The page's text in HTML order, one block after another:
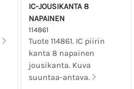
IC-JOUSIKANTA 8
NAPAINEN
114861
Tuote 114861. IC piirin
kanta 8 napainen
jousikanta. Kuva
suuntaa-antava.